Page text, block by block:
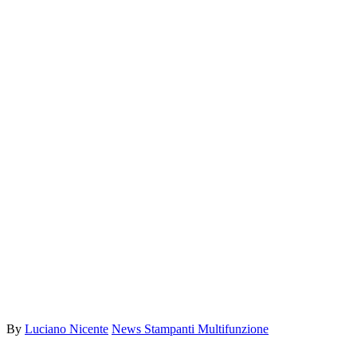
By Luciano Nicente News Stampanti Multifunzione